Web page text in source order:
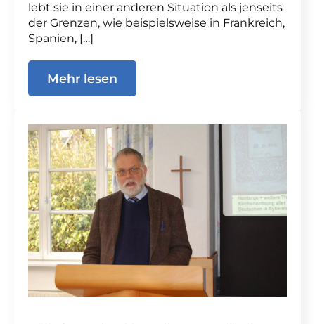
lebt sie in einer anderen Situation als jenseits
der Grenzen, wie beispielsweise in Frankreich,
Spanien, […]
Mehr lesen